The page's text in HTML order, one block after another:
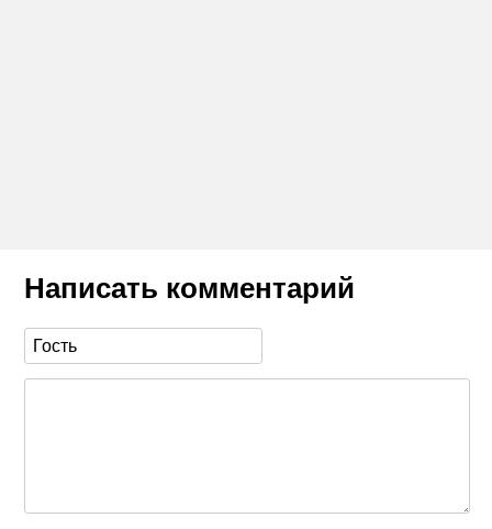
Написать комментарий